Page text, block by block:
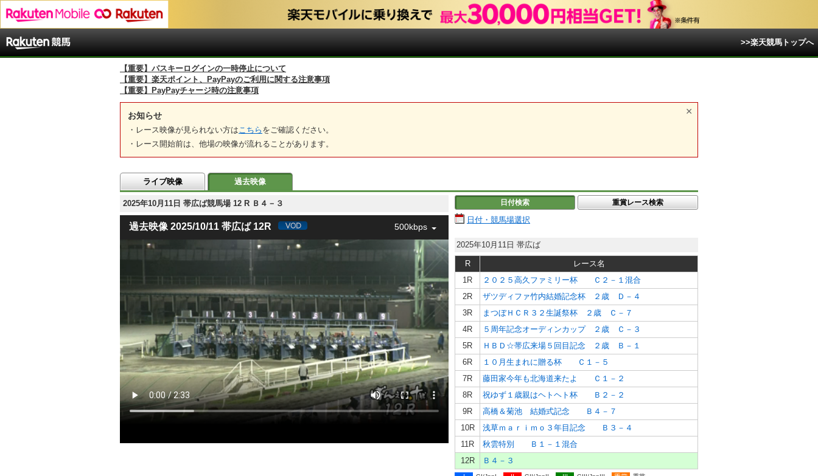
>>楽天競馬トップへ
【重要】パスキーログインの一時停止について
【重要】楽天ポイント、PayPayのご利用に関する注意事項
【重要】PayPayチャージ時の注意事項
お知らせ
・レース映像が見られない方は こちら をご確認ください。
・レース開始前は、他場の映像が流れることがあります。
ライブ映像 過去映像
2025年10月11日 帯広ば競馬場 12 R Ｂ４－３
過去映像 2025/10/11 帯広ば 12R 500kbps
日付検索 重賞レース検索
日付・競馬場選択
2025年10月11日 帯広ば
R
レース名
1R
２０２５高久ファミリー杯 Ｃ２－１混合
2R
ザツディファ竹内結婚記念杯 ２歳 Ｄ－４
3R
まつぼＨＣＲ３２生誕祭杯 ２歳 Ｃ－７
4R
５周年記念オーディンカップ ２歳 Ｃ－３
5R
ＨＢＤ☆帯広来場５回目記念 ２歳 Ｂ－１
6R
１０月生まれに贈る杯 Ｃ１－５
7R
藤田家今年も北海道来たよ Ｃ１－２
8R
祝ゆず１歳親はヘトヘト杯 Ｂ２－２
9R
高橋＆菊池 結婚式記念 Ｂ４－７
10R
浅草ｍａｒｉｍｏ３年目記念 Ｂ３－４
11R
秋雲特別 Ｂ１－１混合
12R
Ｂ４－３